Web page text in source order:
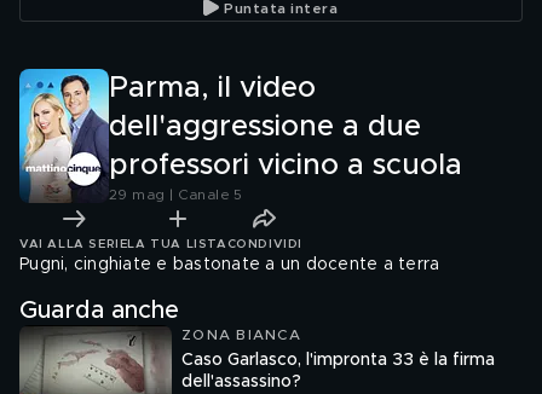
Puntata intera
Parma, il video
dell'aggressione a due
professori vicino a scuola
29 mag | Canale 5
VAI ALLA SERIE LA TUA LISTA CONDIVIDI
Pugni, cinghiate e bastonate a un docente a terra
Guarda anche
ZONA BIANCA
Caso Garlasco, l'impronta 33 è la firma
dell'assassino?